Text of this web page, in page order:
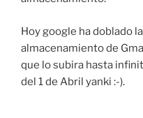
Hoy google ha doblado
almacenamiento de
que lo subira hasta
del 1 de Abril yanki :-).